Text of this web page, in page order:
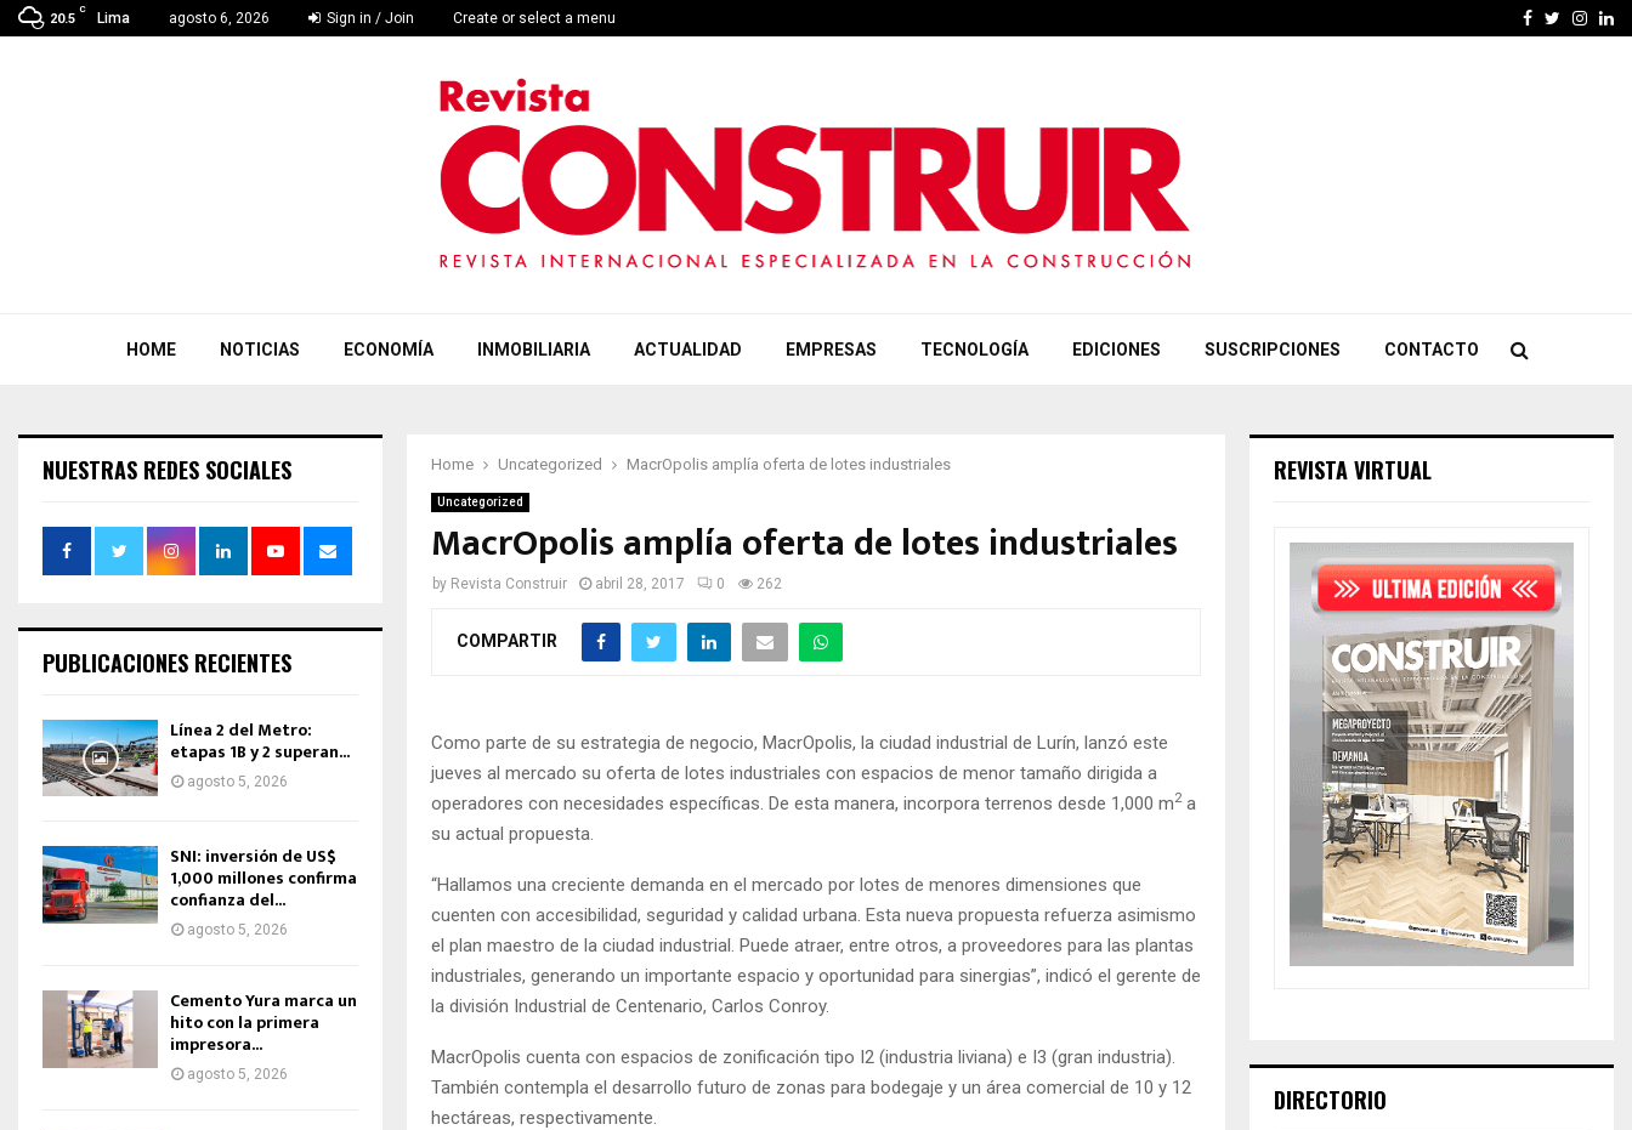
20.5
C
Lima agosto 6, 2026 Sign in / Join Create or select a menu Facebook
Twitter
HOME NOTICIAS ECONOMÍA INMOBILIARIA ACTUALIDAD EMPRESAS TECNOLOGÍA EDICIONES SUSCRIPCIONES CONTACTO
Home Uncategorized MacrOpolis amplía oferta de lotes industriales
Uncategorized
MacrOpolis amplía oferta de lotes industriales
by Revista Construir abril 28, 2017 0 262
COMPARTIR
Como parte de su estrategia de negocio, MacrOpolis, la ciudad industrial de Lurín, lanzó este
jueves al mercado su oferta de lotes industriales con espacios de menor tamaño dirigida a
operadores con necesidades específicas. De esta manera, incorpora terrenos desde 1,000 m2a
su actual propuesta.
“Hallamos una creciente demanda en el mercado por lotes de menores dimensiones que
cuenten con accesibilidad, seguridad y calidad urbana. Esta nueva propuesta refuerza asimismo
el plan maestro de la ciudad industrial. Puede atraer, entre otros, a proveedores para las plantas
industriales, generando un importante espacio y oportunidad para sinergias”, indicó el gerente de
la división Industrial de Centenario, Carlos Conroy.
MacrOpolis cuenta con espacios de zonificación tipo I2 (industria liviana) e I3 (gran industria).
También contempla el desarrollo futuro de zonas para bodegaje y un área comercial de 10 y 12
hectáreas, respectivamente.
NUESTRAS REDES SOCIALES
PUBLICACIONES RECIENTES
Línea 2 del Metro:
etapas 1B y 2 superan...
agosto 5, 2026
SNI: inversión de US$
1,000 millones confirma
confianza del...
agosto 5, 2026
Cemento Yura marca un
hito con la primera
impresora...
agosto 5, 2026
REVISTA VIRTUAL
DIRECTORIO